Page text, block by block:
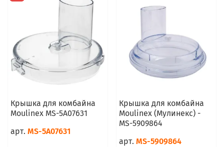
Крышка для комбайна
Moulinex MS-5A07631
арт. MS-5A07631
Крышка для комбайна
Moulinex (Мулинекс) -
MS-5909864
арт. MS-5909864